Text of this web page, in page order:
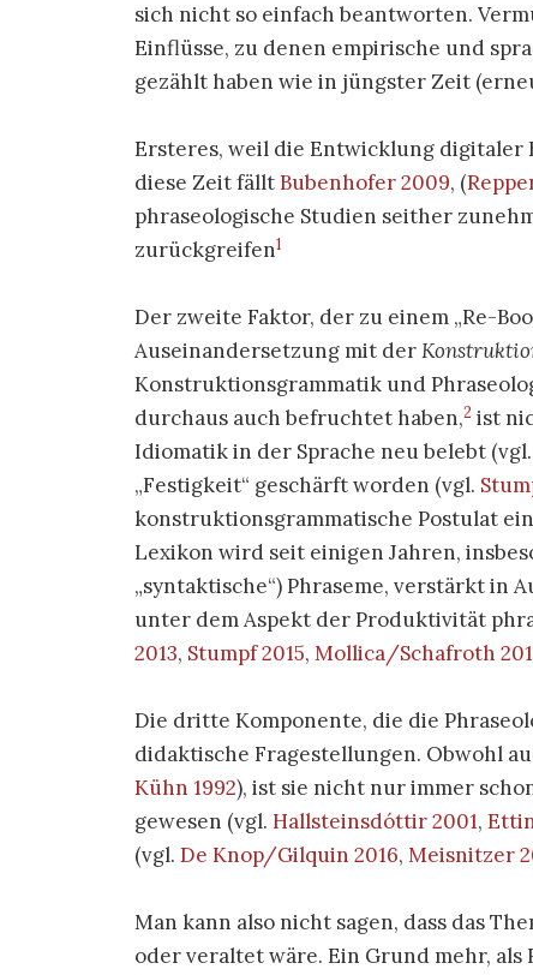
sich nicht so einfach beantworten.
Einflüsse, zu denen empirische und
gezählt haben wie in jüngster Zeit
Ersteres, weil die Entwicklung digitaler
diese Zeit fälltBubenhofer 2009, (
phraseologische Studien seither
zurückgreifen1
Der zweite Faktor, der zu einem „Re-
Auseinandersetzung mit der
Konstruktionsgrammatik und
durchaus auch befruchtet haben,2 ist
Idiomatik in der Sprache neu belebt (vgl.
„Festigkeit“ geschärft worden (vgl.
konstruktionsgrammatische Postulat
Lexikon wird seit einigen Jahren,
„syntaktische“) Phraseme, verstärkt in
unter dem Aspekt der Produktivität
2013, Stumpf 2015, Mollica/Schafroth
Die dritte Komponente, die die
didaktische Fragestellungen. Obwohl
Kühn 1992), ist sie nicht nur immer
gewesen (vgl. Hallsteinsdóttir 2001,
(vgl. De Knop/Gilquin 2016, Meisnitzer
Man kann also nicht sagen, dass das
oder veraltet wäre. Ein Grund mehr, als